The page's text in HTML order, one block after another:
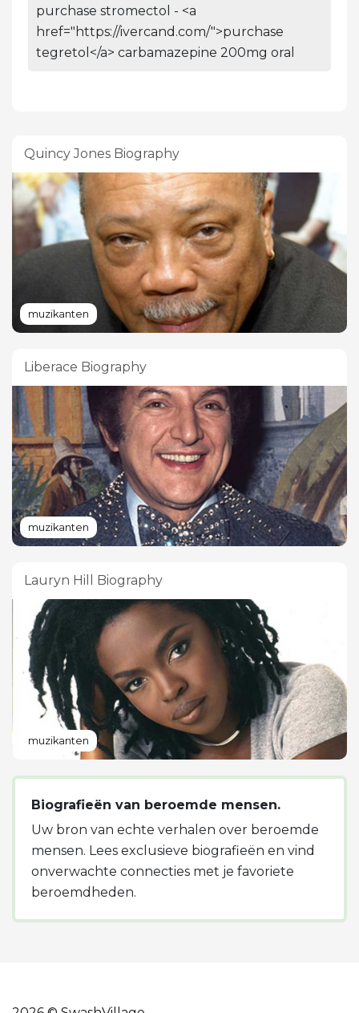
purchase stromectol - <a
href="https://ivercand.com/">purchase
tegretol</a> carbamazepine 200mg oral
Quincy Jones Biography
muzikanten
Liberace Biography
muzikanten
Lauryn Hill Biography
muzikanten
Biografieën van beroemde mensen.
Uw bron van echte verhalen over beroemde
mensen. Lees exclusieve biografieën en vind
onverwachte connecties met je favoriete
beroemdheden.